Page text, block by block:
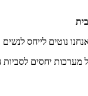
נוטים לייחס
יחסים לסביות